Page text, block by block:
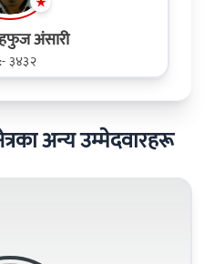
अंसारी
३४३२
अन्य उम्मेदवारहरू